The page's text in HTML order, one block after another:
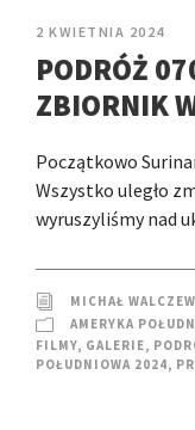
2 KWIETNIA 2024
PODRÓŻ
ZBIORNIK
Początkowo
Wszystko uległo
wyruszyliśmy nad
MICHAŁ
AMERYKA
FILMY, GALERIE,
POŁUDNIOWA 2024,